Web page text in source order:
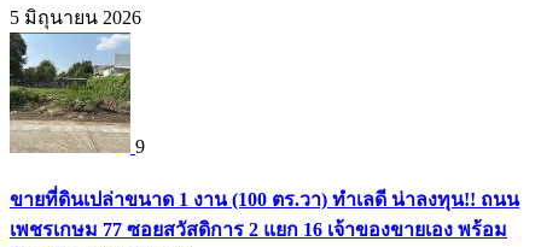
5 มิถุนายน 2026
9
ขายที่ดินเปล่าขนาด 1 งาน (100 ตร.วา) ทำเลดี น่าลงทุน!! ถนน
เพชรเกษม 77 ซอยสวัสดิการ 2 แยก 16 เจ้าของขายเอง พร้อม